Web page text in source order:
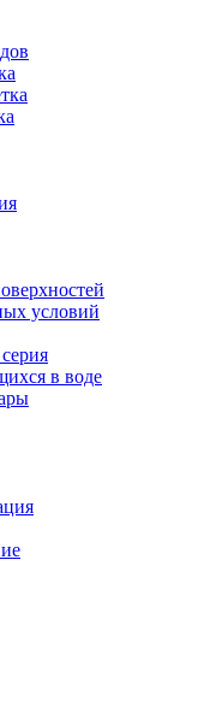
условий
в воде